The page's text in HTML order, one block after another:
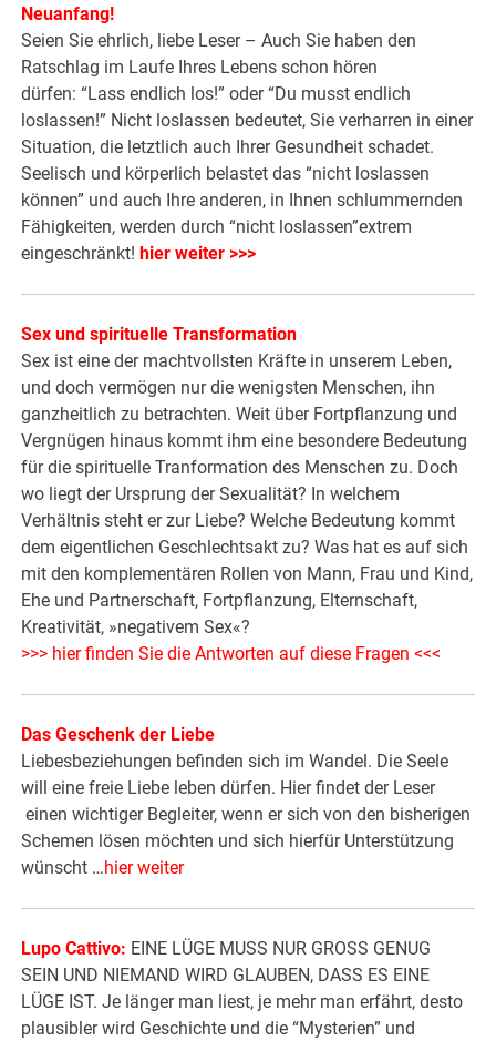
Neuanfang!
Seien Sie ehrlich, liebe Leser – Auch Sie haben den
Ratschlag im Laufe Ihres Lebens schon hören
dürfen: “Lass endlich los!” oder “Du musst endlich
loslassen!” Nicht loslassen bedeutet, Sie verharren in einer
Situation, die letztlich auch Ihrer Gesundheit schadet.
Seelisch und körperlich belastet das “nicht loslassen
können” und auch Ihre anderen, in Ihnen schlummernden
Fähigkeiten, werden durch “nicht loslassen”extrem
eingeschränkt! hier weiter >>>
Sex und spirituelle Transformation
Sex ist eine der machtvollsten Kräfte in unserem Leben,
und doch vermögen nur die wenigsten Menschen, ihn
ganzheitlich zu betrachten. Weit über Fortpflanzung und
Vergnügen hinaus kommt ihm eine besondere Bedeutung
für die spirituelle Tranformation des Menschen zu. Doch
wo liegt der Ursprung der Sexualität? In welchem
Verhältnis steht er zur Liebe? Welche Bedeutung kommt
dem eigentlichen Geschlechtsakt zu? Was hat es auf sich
mit den komplementären Rollen von Mann, Frau und Kind,
Ehe und Partnerschaft, Fortpflanzung, Elternschaft,
Kreativität, »negativem Sex«?
>>> hier finden Sie die Antworten auf diese Fragen <<<
Das Geschenk der Liebe
Liebesbeziehungen befinden sich im Wandel. Die Seele
will eine freie Liebe leben dürfen. Hier findet der Leser
einen wichtiger Begleiter, wenn er sich von den bisherigen
Schemen lösen möchten und sich hierfür Unterstützung
wünscht …hier weiter
Lupo Cattivo: EINE LÜGE MUSS NUR GROSS GENUG
SEIN UND NIEMAND WIRD GLAUBEN, DASS ES EINE
LÜGE IST. Je länger man liest, je mehr man erfährt, desto
plausibler wird Geschichte und die “Mysterien” und